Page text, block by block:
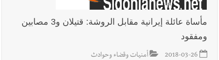
مأساة عائلة إيرانية مقابل الروشة: قتيلان و3 مصابين
ومفقود
2018-03-26 أمنيات وقضاء وحوادث